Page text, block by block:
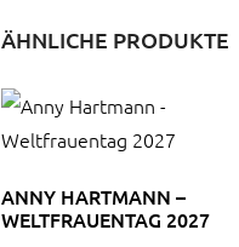
ÄHNLICHE PRODUKTE
ANNY HARTMANN –
WELTFRAUENTAG 2027